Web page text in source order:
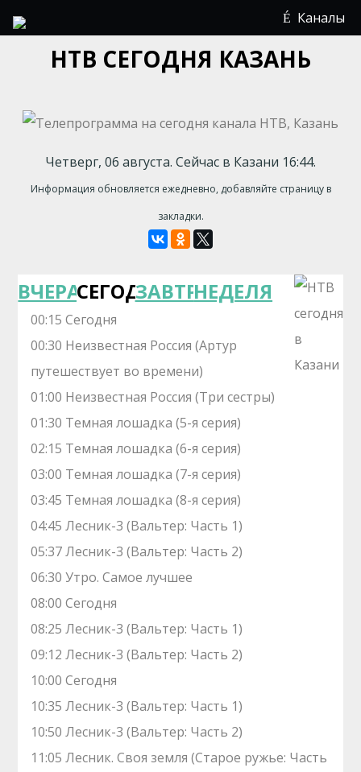
Каналы
НТВ СЕГОДНЯ КАЗАНЬ
Четверг, 06 августа. Сейчас в Казани 16:44.
Информация обновляется ежедневно, добавляйте страницу в
закладки.
ВЧЕРАСЕГОДНЯЗАВТРАНЕДЕЛЯ
00:15 Сегодня
00:30 Неизвестная Россия (Артур
путешествует во времени)
01:00 Неизвестная Россия (Три сестры)
01:30 Темная лошадка (5-я серия)
02:15 Темная лошадка (6-я серия)
03:00 Темная лошадка (7-я серия)
03:45 Темная лошадка (8-я серия)
04:45 Лесник-3 (Вальтер: Часть 1)
05:37 Лесник-3 (Вальтер: Часть 2)
06:30 Утро. Самое лучшее
08:00 Сегодня
08:25 Лесник-3 (Вальтер: Часть 1)
09:12 Лесник-3 (Вальтер: Часть 2)
10:00 Сегодня
10:35 Лесник-3 (Вальтер: Часть 1)
10:50 Лесник-3 (Вальтер: Часть 2)
11:05 Лесник. Своя земля (Старое ружье: Часть